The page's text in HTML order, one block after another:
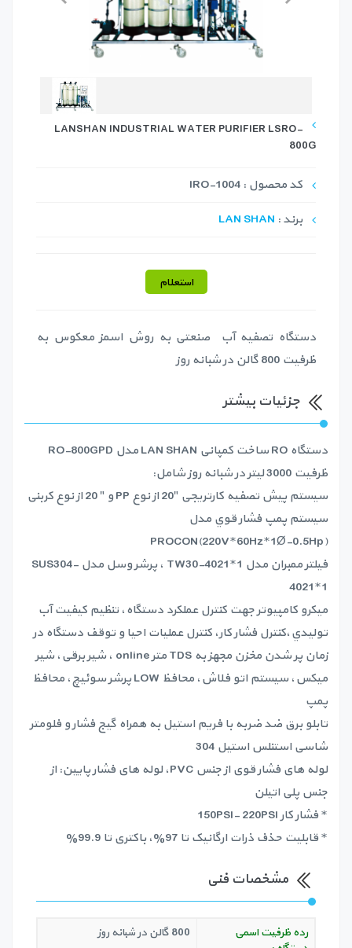
LANSHAN INDUSTRIAL WATER PURIFIER LSRO-
800G
کد محصول : IRO-1004
برند : LAN SHAN
استعلام
دستگاه تصفیه آب صنعتی به روش اسمز معکوس به
ظرفیت 800 گالن در شبانه روز
جزئیات بیشتر
دستگاه RO ساخت کمپانی LAN SHAN مدل RO-800GPD
ظرفيت 3000 لیتر در شبانه روز شامل:
سيستم پيش تصفيه کارتریجی "20 از نوع PP و " 20 از نوع کربنی
سيستم پمپ فشار قوي مدل
PROCON(220V*60Hz*1Ø-0.5Hp)
فيلتر ممبران مدل TW30-4021*1 ، پرشر وسل مدل SUS304-
4021*1
میکرو کامپیوتر جهت كنترل عملکرد دستگاه، تنظيم كيفيت آب
توليدي،کنترل فشار کار، کنترل عملیات احیا و توقف دستگاه در
زمان پر شدن مخزن مجهز به TDS متر online ، شیر برقی، شیر
میکس، سیستم اتو فلاش، محافظ LOW پرشر سوئیچ، محافظ
پمپ
تابلو برق ضد ضربه با فریم استیل به همراه گیج فشار و فلومتر
شاسی استنلس استیل 304
لوله های فشار قوی از جنس PVC، لوله های فشار پایین: از
جنس پلی اتیلن
* فشار کار 150PSI- 220PSI
* قابلیت حذف ذرات ارگانیک تا 97%، باکتری تا 99.9%
مشخصات فنی
رده ظرفیت اسمی
800 گالن در شبانه روز